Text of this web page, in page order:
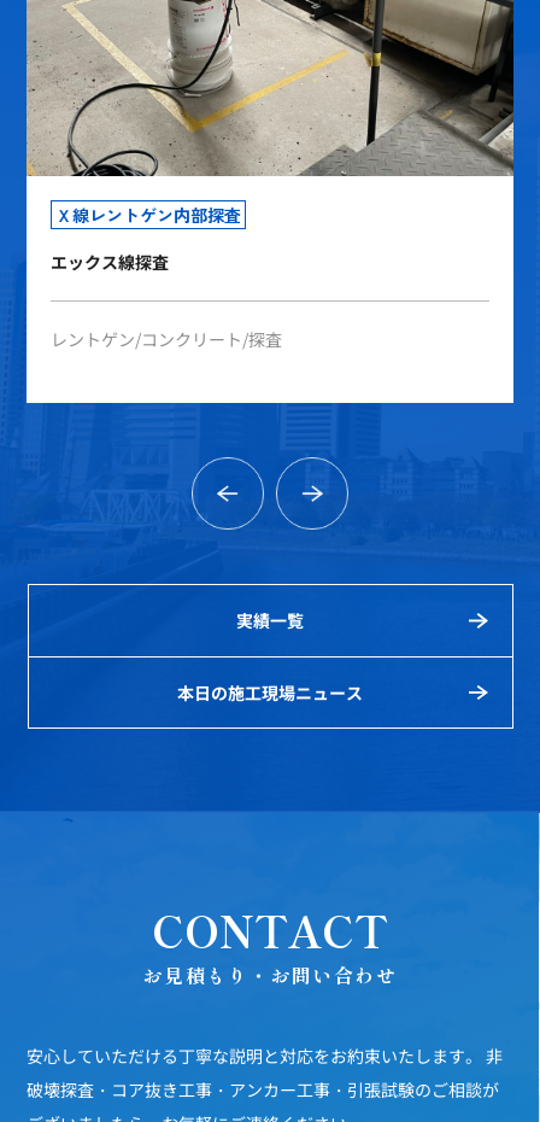
Ｘ線レントゲン内部探査
エックス線探査
レントゲン コンクリート 探査
実績一覧
本日の施工現場ニュース
CONTACT
お見積もり・お問い合わせ
安心していただける丁寧な説明と対応をお約束いたします。
非
破壊探査・コア抜き工事・アンカー工事・引張試験のご相談が